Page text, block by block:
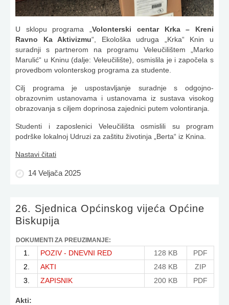
U sklopu programa „Volonterski centar Krka – Kreni
Ravno Ka Aktivizmu“, Ekološka udruga „Krka“ Knin u
suradnji s partnerom na programu Veleučilištem „Marko
Marulić“ u Kninu (dalje: Veleučilište), osmislila je i započela s
provedbom volonterskog programa za studente.
Cilj programa je uspostavljanje suradnje s odgojno-
obrazovnim ustanovama i ustanovama iz sustava visokog
obrazovanja s ciljem doprinosa zajednici putem volontiranja.
Studenti i zaposlenici Veleučilišta osmislili su program
podrške lokalnoj Udruzi za zaštitu životinja „Berta“ iz Knina.
Nastavi čitati
14 Veljača 2025
26. Sjednica Općinskog vijeća Općine
Biskupija
DOKUMENTI ZA PREUZIMANJE:
1. POZIV - DNEVNI RED 128 KB
PDF
2.
AKTI 248 KB
ZIP
3.
ZAPISNIK 200 KB PDF
Akti: